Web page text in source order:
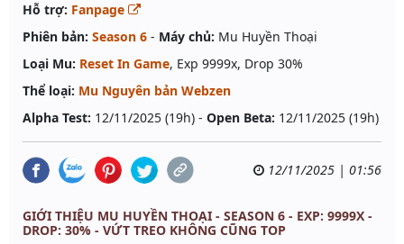
Hỗ trợ: Fanpage
Phiên bản: Season 6 - Máy chủ: Mu Huyền Thoại
Loại Mu: Reset In Game, Exp 9999x, Drop 30%
Thể loại: Mu Nguyên bản Webzen
Alpha Test: 12/11/2025 (19h) - Open Beta: 12/11/2025 (19h)
12/11/2025 | 01:56
GIỚI THIỆU MU HUYỀN THOẠI - SEASON 6 - EXP: 9999X -
DROP: 30% - VỨT TREO KHÔNG CŨNG TOP